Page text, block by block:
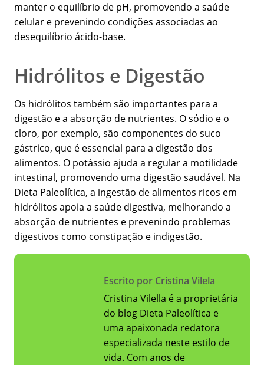
manter o equilíbrio de pH, promovendo a saúde
celular e prevenindo condições associadas ao
desequilíbrio ácido-base.
Hidrólitos e Digestão
Os hidrólitos também são importantes para a
digestão e a absorção de nutrientes. O sódio e o
cloro, por exemplo, são componentes do suco
gástrico, que é essencial para a digestão dos
alimentos. O potássio ajuda a regular a motilidade
intestinal, promovendo uma digestão saudável. Na
Dieta Paleolítica, a ingestão de alimentos ricos em
hidrólitos apoia a saúde digestiva, melhorando a
absorção de nutrientes e prevenindo problemas
digestivos como constipação e indigestão.
Escrito por Cristina Vilela
Cristina Vilella é a proprietária
do blog Dieta Paleolítica e
uma apaixonada redatora
especializada neste estilo de
vida. Com anos de